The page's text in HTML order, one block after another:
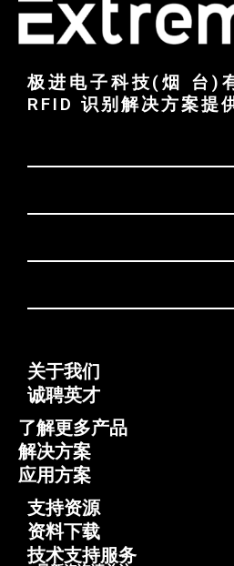
极进电子科技(烟 台)
RFID 识别解决方案提
关于我们
诚聘英才
了解更多产品
解决方案
应用方案
支持资源
资料下载
技术支持服务